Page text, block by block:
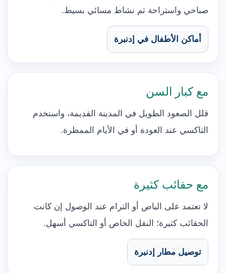
صباحي واستراحة ثم نشاط مسائي بسيط.
أماكن الأطفال في إدنبرة
مع كبار السن
قلل الصعود الطويل في المدينة القديمة، واستخدم
التاكسي عند العودة أو في الأيام الممطرة.
مع حقائب كثيرة
لا تعتمد على الباص أو الترام عند الوصول إن كانت
الحقائب كثيرة؛ النقل الخاص أو التاكسي أسهل.
توصيل مطار إدنبرة